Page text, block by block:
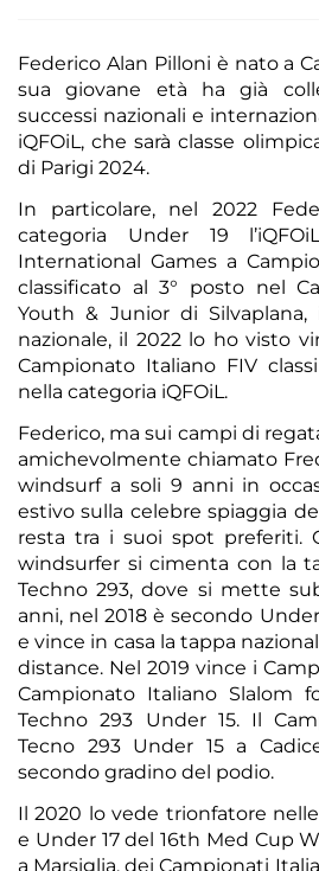
Federico Alan Pilloni è nato a
sua giovane età ha già
successi nazionali e
iQFOiL, che sarà classe
di Parigi 2024.
In particolare, nel 2022
categoria Under 19
International Games a
classificato al 3° posto nel
Youth & Junior di Silvaplana,
nazionale, il 2022 lo ho visto
Campionato Italiano FIV
nella categoria iQFOiL.
Federico, ma sui campi di
amichevolmente chiamato
windsurf a soli 9 anni in
estivo sulla celebre spiaggia
resta tra i suoi spot preferiti.
windsurfer si cimenta con la
Techno 293, dove si mette
anni, nel 2018 è secondo
e vince in casa la tappa
distance. Nel 2019 vince i
Campionato Italiano Slalom
Techno 293 Under 15. Il
Tecno 293 Under 15 a
secondo gradino del podio.
Il 2020 lo vede trionfatore
e Under 17 del 16th Med Cup
a Marsiglia, dei Campionati